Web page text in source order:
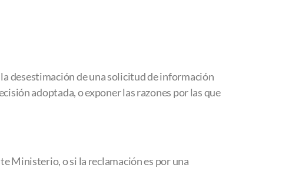
desestimación de una solicitud de información
adoptada, o exponer las razones por las que
Ministerio, o si la reclamación es por una